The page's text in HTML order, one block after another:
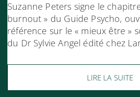
Suzanne Peters signe le
burnout » du Guide Psycho,
référence sur le « mieux être »
du Dr Sylvie Angel édité chez
LIRE LA SUITE